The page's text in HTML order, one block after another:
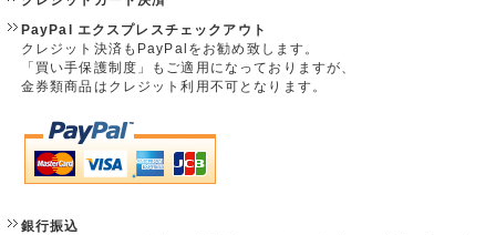
PayPal エクスプレスチェックアウト
クレジット決済もPayPalをお勧め致します。
「買い手保護制度」もご適用になっておりますが、
金券類商品はクレジット利用不可となります。
銀行振込